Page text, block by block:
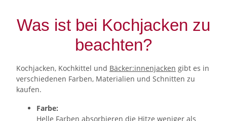
Was ist bei Kochjacken zu
beachten?
Kochjacken, Kochkittel und Bäcker:innenjacken gibt es in
verschiedenen Farben, Materialien und Schnitten zu
kaufen.
Farbe:
Helle Farben absorbieren die Hitze weniger als